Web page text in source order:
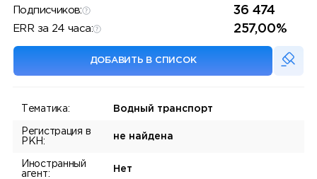
Подписчиков: 36 474
ERR за 24 часа: 257,00%
ДОБАВИТЬ В СПИСОК
Тематика: Водный транспорт
Регистрация в
РКН:
не найдена
Иностранный
агент:
Нет